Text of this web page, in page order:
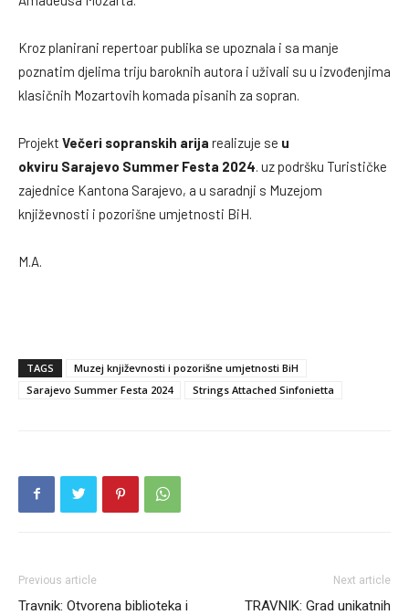
Kroz planirani repertoar publika se upoznala i sa manje
poznatim djelima triju baroknih autora i uživali su u izvođenjima
klasičnih Mozartovih komada pisanih za sopran.
Projekt Večeri sopranskih arija realizuje se u
okviru Sarajevo Summer Festa 2024 . uz podršku Turističke
zajednice Kantona Sarajevo, a u saradnji s Muzejom
književnosti i pozorišne umjetnosti BiH.
M.A.
TAGS
Muzej književnosti i pozorišne umjetnosti BiH
Sarajevo Summer Festa 2024
Strings Attached Sinfonietta
Previous article
Travnik: Otvorena biblioteka i
Next article
TRAVNIK: Grad unikatnih